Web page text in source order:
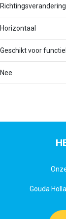
Richtingsverandering
Horizontaal
Geschikt voor
Nee
Gouda